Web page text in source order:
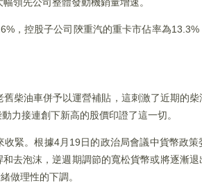
，控股子公司陝重汽的重卡市佔率為
柴油車併予以運營補貼，這刺激了近期的
力接連創下新高的股價印證了這一切。
緊。根據4月19日的政治局會議中貨幣政策
去泡沫，逆週期調節的寬松貨幣或將逐漸
做理性的下調。